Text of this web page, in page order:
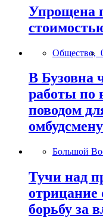
Упрощена
Общество,
В Бузовна
работы по
поводом
омбудсмену
Большой
Тучи над
отрицание
борьбу за